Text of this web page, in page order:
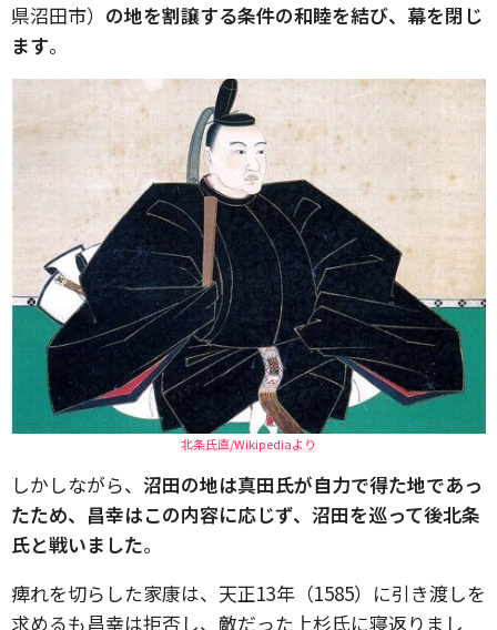
県沼田市） の地を割譲する条件の和睦を結び、幕を閉じ
ます。
北条氏直/Wikipediaより
しかしながら、 沼田の地は真田氏が自力で得た地であっ
たため、昌幸はこの内容に応じず、沼田を巡って後北条
氏と戦いました。
痺れを切らした家康は、天正13年（1585）に引き渡しを
求めるも昌幸は拒否し、敵だった上杉氏に寝返りまし